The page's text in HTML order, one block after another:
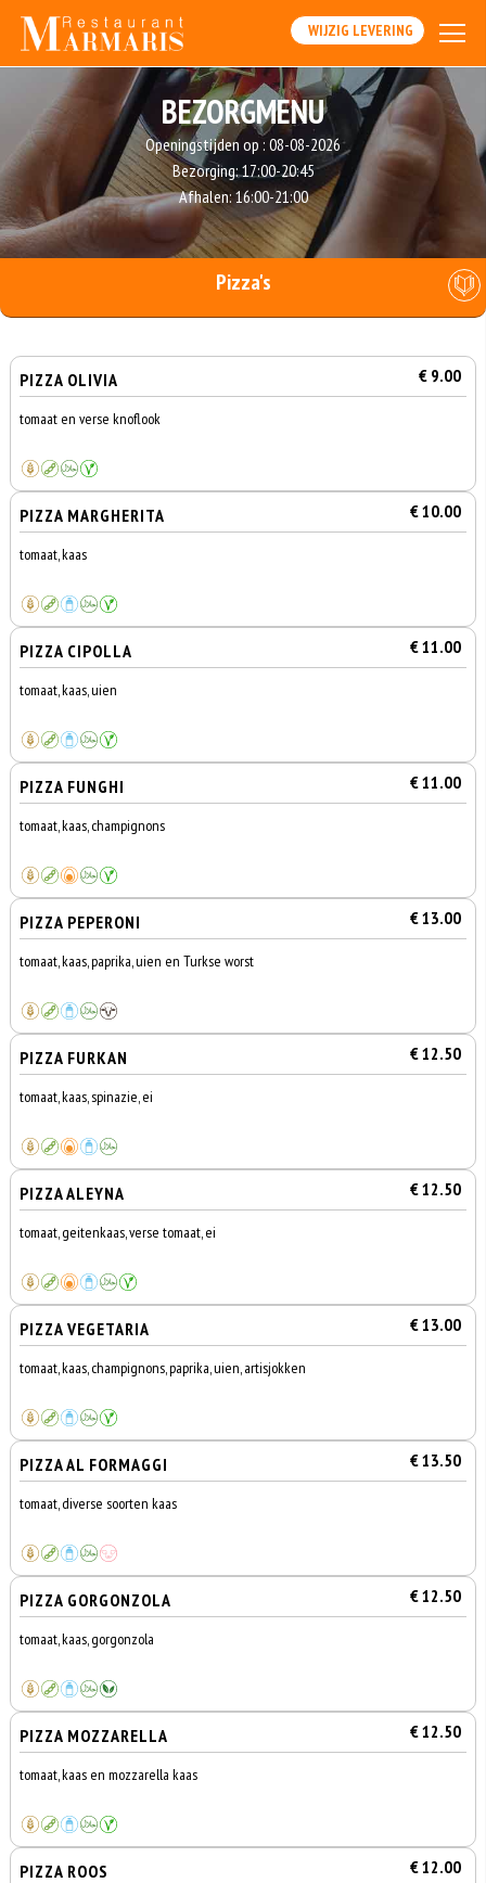
WIJZIG LEVERING
BEZORGMENU
Openingstijden op : 08-08-2026
Bezorging:17:00-20:45
Afhalen:16:00-21:00
Pizza's
PIZZA OLIVIA € 9.00
tomaat en verse knoflook
PIZZA MARGHERITA € 10.00
tomaat, kaas
PIZZA CIPOLLA € 11.00
tomaat, kaas, uien
PIZZA FUNGHI € 11.00
tomaat, kaas, champignons
PIZZA PEPERONI € 13.00
tomaat, kaas, paprika, uien en Turkse worst
PIZZA FURKAN € 12.50
tomaat, kaas, spinazie, ei
PIZZA ALEYNA € 12.50
tomaat, geitenkaas, verse tomaat, ei
PIZZA VEGETARIA € 13.00
tomaat, kaas, champignons, paprika, uien, artisjokken
PIZZA AL FORMAGGI € 13.50
tomaat, diverse soorten kaas
PIZZA GORGONZOLA € 12.50
tomaat, kaas, gorgonzola
PIZZA MOZZARELLA € 12.50
tomaat, kaas en mozzarella kaas
PIZZA ROOS € 12.00